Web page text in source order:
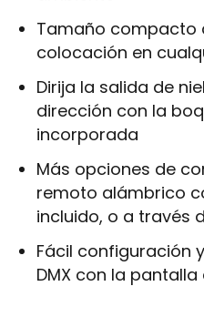
Tamaño compacto
colocación en
Dirija la salida de
dirección con la
incorporada
Más opciones de
remoto alámbrico
incluido, o a través
Fácil configuración
DMX con la